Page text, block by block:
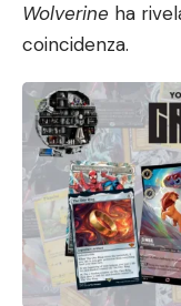
Wolverine ha
coincidenza.